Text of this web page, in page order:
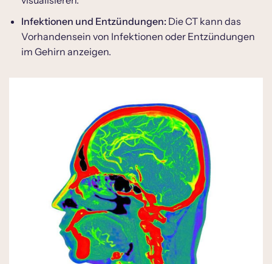
Infektionen und Entzündungen: Die CT kann das
Vorhandensein von Infektionen oder Entzündungen
im Gehirn anzeigen.